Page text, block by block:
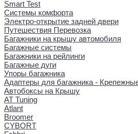
Smart Test
Системы комфорта
Электро-открытие задней двери
Путешествия Перевозка
Багажники на крышу автомобиля
Багажные системы
Багажники на рейлинги
Багажные дуги
Упоры багажника
Адаптеры для багажника -
Автобоксы на Крышу
AT Tuning
Atlant
Broomer
CYBORT